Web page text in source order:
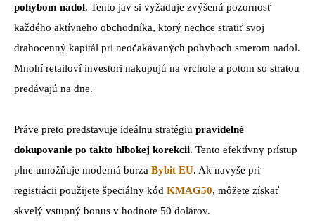
pohybom nadol. Tento jav si vyžaduje zvýšenú pozornosť
každého aktívneho obchodníka, ktorý nechce stratiť svoj
drahocenný kapitál pri neočakávaných pohyboch smerom nadol.
Mnohí retailoví investori nakupujú na vrchole a potom so stratou
predávajú na dne.
Práve preto predstavuje ideálnu stratégiu pravidelné
dokupovanie po takto hlbokej korekcii. Tento efektívny prístup
plne umožňuje moderná burza Bybit EU. Ak navyše pri
registrácii použijete špeciálny kód KMAG50, môžete získať
skvelý vstupný bonus v hodnote 50 dolárov.